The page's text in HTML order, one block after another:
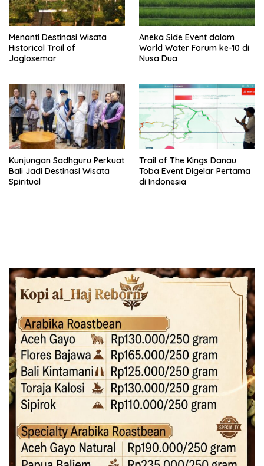
Menanti Destinasi Wisata
Historical Trail of
Joglosemar
Aneka Side Event dalam
World Water Forum ke-10 di
Nusa Dua
Kunjungan Sadhguru Perkuat
Bali Jadi Destinasi Wisata
Spiritual
Trail of The Kings Danau
Toba Event Digelar Pertama
di Indonesia